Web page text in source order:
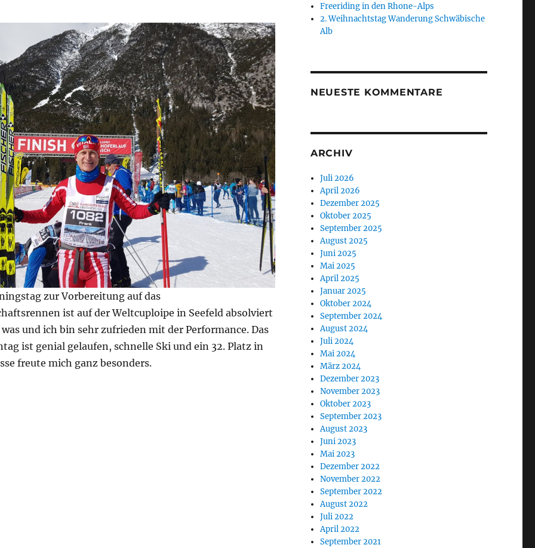
zur Vorbereitung auf das
ist auf der Weltcuploipe in Seefeld absolviert
und ich bin sehr zufrieden mit der Performance. Das
ist genial gelaufen, schnelle Ski und ein 32. Platz in
freute mich ganz besonders.
Freeriding in den Rhone-Alps
2. Weihnachtstag Wanderung Schwäbische
Alb
NEUESTE KOMMENTARE
ARCHIV
Juli 2026
April 2026
Dezember 2025
Oktober 2025
September 2025
August 2025
Juni 2025
Mai 2025
April 2025
Januar 2025
Oktober 2024
September 2024
August 2024
Juli 2024
Mai 2024
März 2024
Dezember 2023
November 2023
Oktober 2023
September 2023
August 2023
Juni 2023
Mai 2023
Dezember 2022
November 2022
September 2022
August 2022
Juli 2022
April 2022
September 2021